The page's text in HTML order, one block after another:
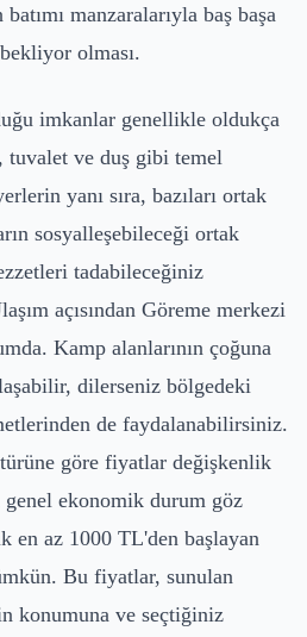
manzaralarıyla baş başa
olması.
imkanlar genellikle oldukça
ve duş gibi temel
yanı sıra, bazıları ortak
sosyalleşebileceği ortak
tadabileceğiniz
açısından Göreme merkezi
Kamp alanlarının çoğuna
dilerseniz bölgedeki
de faydalanabilirsiniz.
göre fiyatlar değişkenlik
ekonomik durum göz
en az 1000 TL'den başlayan
Bu fiyatlar, sunulan
konumuna ve seçtiğiniz